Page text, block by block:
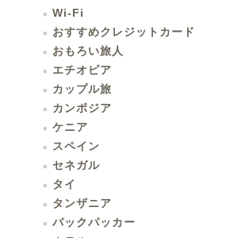
Wi-Fi
おすすめクレジットカード
おもろい旅人
エチオピア
カップル旅
カンボジア
ケニア
スペイン
セネガル
タイ
タンザニア
バックパッカー